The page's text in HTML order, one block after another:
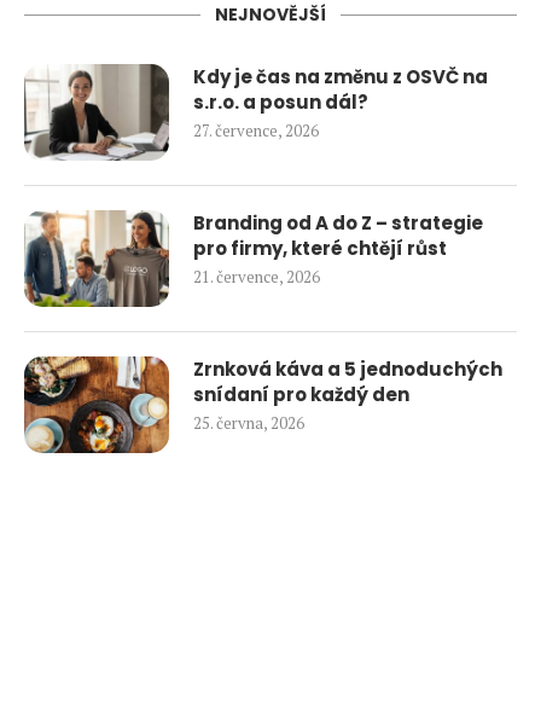
NEJNOVĚJŠÍ
Kdy je čas na změnu z OSVČ na
s.r.o. a posun dál?
27. července, 2026
Branding od A do Z – strategie
pro firmy, které chtějí růst
21. července, 2026
Zrnková káva a 5 jednoduchých
snídaní pro každý den
25. června, 2026